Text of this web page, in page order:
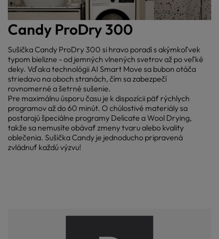
Candy ProDry 300
Sušička Candy ProDry 300 si hravo poradí s akýmkoľvek
typom bielizne - od jemných vlnených svetrov až po veľké
deky. Vďaka technológii AI Smart Move sa bubon otáča
striedavo na oboch stranách, čím sa zabezpečí
rovnomerné a šetrné sušenie.
Pre maximálnu úsporu času je k dispozícii päť rýchlych
programov až do 60 minút. O chúlostivé materiály sa
postarajú špeciálne programy Delicate a Wool Drying,
takže sa nemusíte obávať zmeny tvaru alebo kvality
oblečenia. Sušička Candy je jednoducho pripravená
zvládnuť každú výzvu!